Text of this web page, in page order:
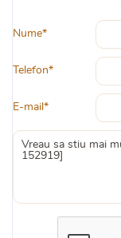
Nume*
Telefon*
E-mail*